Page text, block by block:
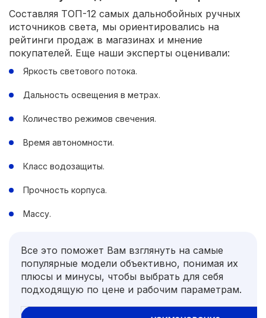
Составляя ТОП-12 самых дальнобойных ручных
источников света, мы ориентировались на
рейтинги продаж в магазинах и мнение
покупателей. Еще наши эксперты оценивали:
Яркость светового потока.
Дальность освещения в метрах.
Количество режимов свечения.
Время автономности.
Класс водозащиты.
Прочность корпуса.
Массу.
Все это поможет Вам взглянуть на самые
популярные модели объективно, понимая их
плюсы и минусы, чтобы выбрать для себя
подходящую по цене и рабочим параметрам.